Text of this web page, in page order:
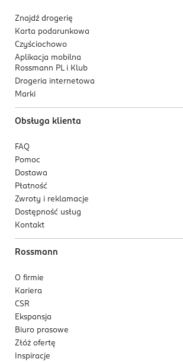
Kod EAN
5 904905 081759
Znajdź drogerię
Karta podarunkowa
Czyściochowo
Aplikacja mobilna
Rossmann PL i Klub
Drogeria internetowa
Marki
Obsługa klienta
FAQ
Pomoc
Dostawa
Płatność
Zwroty i reklamacje
Dostępność usług
Kontakt
Rossmann
O firmie
Kariera
CSR
Ekspansja
Biuro prasowe
Złóż ofertę
Inspiracje